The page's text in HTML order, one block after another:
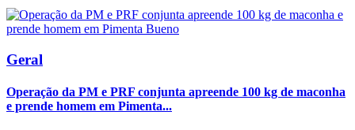
Geral
Operação da PM e PRF conjunta apreende 100 kg de maconha
e prende homem em Pimenta...